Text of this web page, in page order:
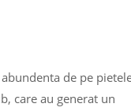
de pe
care au generat un